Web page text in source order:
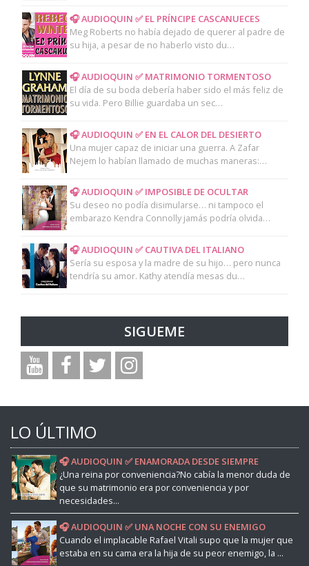
🎧 AUDIOQUIN ✅ EL PRÍNCIPE CASCANUECES
Meg Roberts no había dejado de querer al padre de
su hija, a pesar de no haberlo visto du…
🎧 AUDIOQUIN ✅ MATRIMONIO TORMENTOSO
El día de su boda debería haber sido el más feliz de
su vida. Pero Billie guardaba un sec…
🎧 AUDIOQUIN ✅ EN EL CALOR DEL DESIERTO
Una mujer capaz de iniciar una guerra. A Zafar
Nejem lo habían llamado de muchas maneras:…
🎧 AUDIOQUIN ✅ IMPOSIBLE DE OCULTAR
Su deseo no podía disimularse… ni tampoco el
embarazo Kendra Connolly jamás podría olvida…
🎧 AUDIOQUIN ✅ CAUTIVA DEL ITALIANO
Sería su esposa y la madre de su hijo… pero nunca
tendría su amor. Kathy atendía mesas du…
SIGUEME
LO ÚLTIMO
🎧 AUDIOQUIN ✅ ENAMORADA DESDE SIEMPRE
¿Una reina por conveniencia?No cabía la menor duda de
que su matrimonio era por conveniencia y por
necesidades...
🎧 AUDIOQUIN ✅ UNA NOCHE CON SU ENEMIGO
Cuando el implacable Rafael Vitali supo que la mujer que
estaba en su cama era la hija de su peor enemigo, la ...